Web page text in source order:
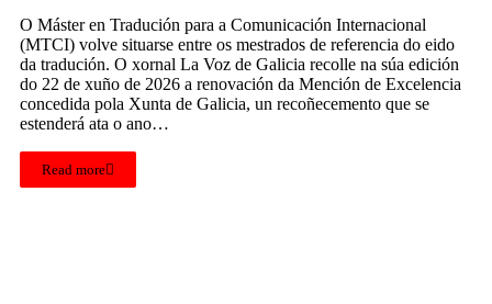
O Máster en Tradución para a Comunicación Internacional
(MTCI) volve situarse entre os mestrados de referencia do eido
da tradución. O xornal La Voz de Galicia recolle na súa edición
do 22 de xuño de 2026 a renovación da Mención de Excelencia
concedida pola Xunta de Galicia, un recoñecemento que se
estenderá ata o ano…
Read more